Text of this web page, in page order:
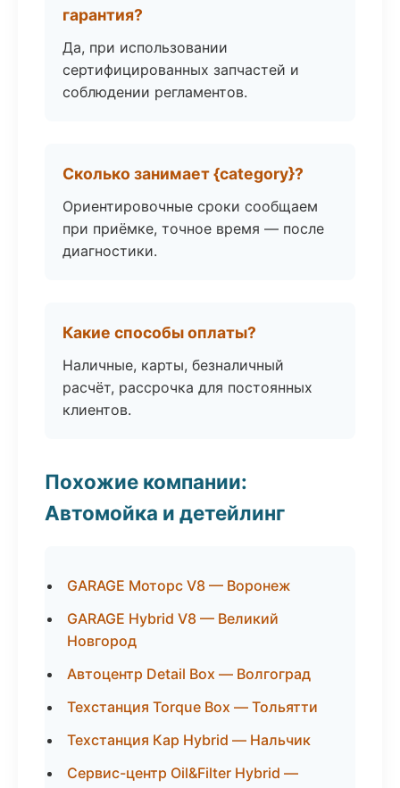
гарантия?
Да, при использовании
сертифицированных запчастей и
соблюдении регламентов.
Сколько занимает {category}?
Ориентировочные сроки сообщаем
при приёмке, точное время — после
диагностики.
Какие способы оплаты?
Наличные, карты, безналичный
расчёт, рассрочка для постоянных
клиентов.
Похожие компании:
Автомойка и детейлинг
GARAGE Моторс V8 — Воронеж
GARAGE Hybrid V8 — Великий
Новгород
Автоцентр Detail Box — Волгоград
Техстанция Torque Box — Тольятти
Техстанция Кар Hybrid — Нальчик
Сервис-центр Oil&Filter Hybrid —